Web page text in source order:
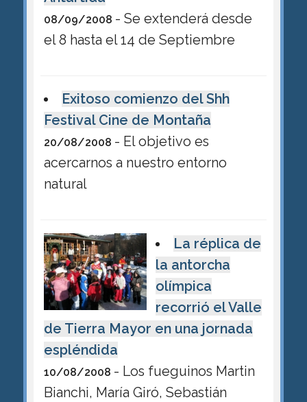
08/09/2008 - Se extenderá desde
el 8 hasta el 14 de Septiembre
Exitoso comienzo del Shh
Festival Cine de Montaña
20/08/2008 - El objetivo es
acercarnos a nuestro entorno
natural
La réplica de
la antorcha
olímpica
recorrió el Valle
de Tierra Mayor en una jornada
espléndida
10/08/2008 - Los fueguinos Martin
Bianchi, María Giró, Sebastián